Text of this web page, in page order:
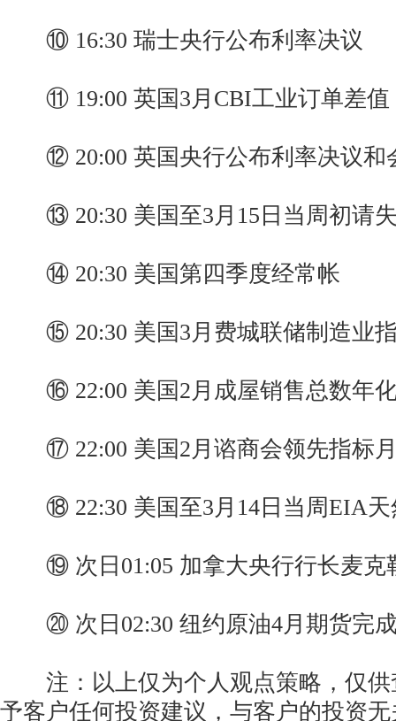
⑩ 16:30 瑞士央行公布利率决议
⑪ 19:00 英国3月CBI工业订单差值
⑫ 20:00 英国央行公布利率决议和
⑬ 20:30 美国至3月15日当周初请
⑭ 20:30 美国第四季度经常帐
⑮ 20:30 美国3月费城联储制造业
⑯ 22:00 美国2月成屋销售总数年
⑰ 22:00 美国2月谘商会领先指标
⑱ 22:30 美国至3月14日当周EIA天
⑲ 次日01:05 加拿大央行行长麦克
⑳ 次日02:30 纽约原油4月期货完成
注：以上仅为个人观点策略，仅供
予客户任何投资建议，与客户的投资